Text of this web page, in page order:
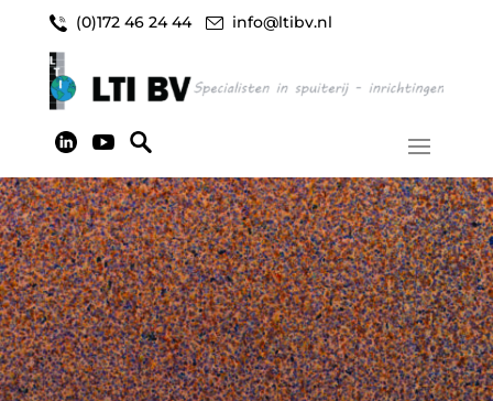
(0)172 46 24 44 info@ltibv.nl